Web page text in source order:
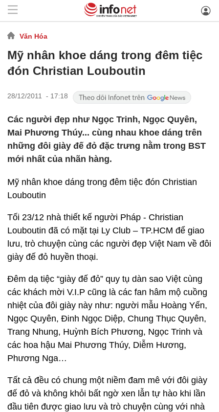
Văn Hóa
Mỹ nhân khoe dáng trong đêm tiệc
đón Christian Louboutin
28/12/2011 - 17:18
Các người đẹp như Ngọc Trinh, Ngọc Quyên,
Mai Phương Thúy... cùng nhau khoe dáng trên
những đôi giày đế đỏ đặc trưng nằm trong BST
mới nhất của nhãn hàng.
Mỹ nhân khoe dáng trong đêm tiệc đón Christian
Louboutin
Tối 23/12 nhà thiết kế người Pháp - Christian
Louboutin đã có mặt tại Ly Club – TP.HCM để giao
lưu, trò chuyện cùng các người đẹp Việt Nam về đôi
giày đế đỏ huyền thoại.
Đêm dạ tiệc “giày đế đỏ” quy tụ dàn sao Việt cùng
các khách mời V.I.P cũng là các fan hâm mộ cuồng
nhiệt của đôi giày này như: người mẫu Hoàng Yến,
Ngọc Quyên, Đinh Ngọc Diệp, Chung Thục Quyên,
Trang Nhung, Huỳnh Bích Phương, Ngọc Trinh và
các hoa hậu Mai Phương Thúy, Diễm Hương,
Phương Nga…
Tất cả đều có chung một niềm đam mê với đôi giày
đế đỏ và không khỏi bất ngờ xen lẫn tự hào khi lần
đầu tiên được giao lưu và trò chuyện cùng với nhà